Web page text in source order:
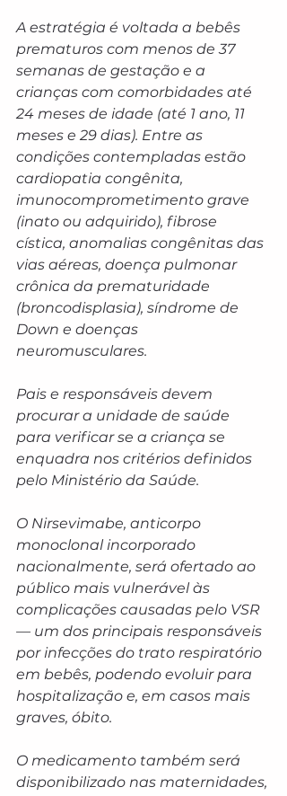
A estratégia é voltada a bebês
prematuros com menos de 37
semanas de gestação e a
crianças com comorbidades até
24 meses de idade (até 1 ano, 11
meses e 29 dias). Entre as
condições contempladas estão
cardiopatia congênita,
imunocomprometimento grave
(inato ou adquirido), fibrose
cística, anomalias congênitas das
vias aéreas, doença pulmonar
crônica da prematuridade
(broncodisplasia), síndrome de
Down e doenças
neuromusculares.
Pais e responsáveis devem
procurar a unidade de saúde
para verificar se a criança se
enquadra nos critérios definidos
pelo Ministério da Saúde.
O Nirsevimabe, anticorpo
monoclonal incorporado
nacionalmente, será ofertado ao
público mais vulnerável às
complicações causadas pelo VSR
— um dos principais responsáveis
por infecções do trato respiratório
em bebês, podendo evoluir para
hospitalização e, em casos mais
graves, óbito.
O medicamento também será
disponibilizado nas maternidades,